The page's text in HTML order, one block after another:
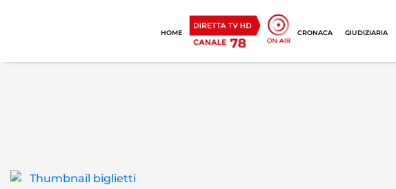
HOME CRONACA GIUDIZIARIA